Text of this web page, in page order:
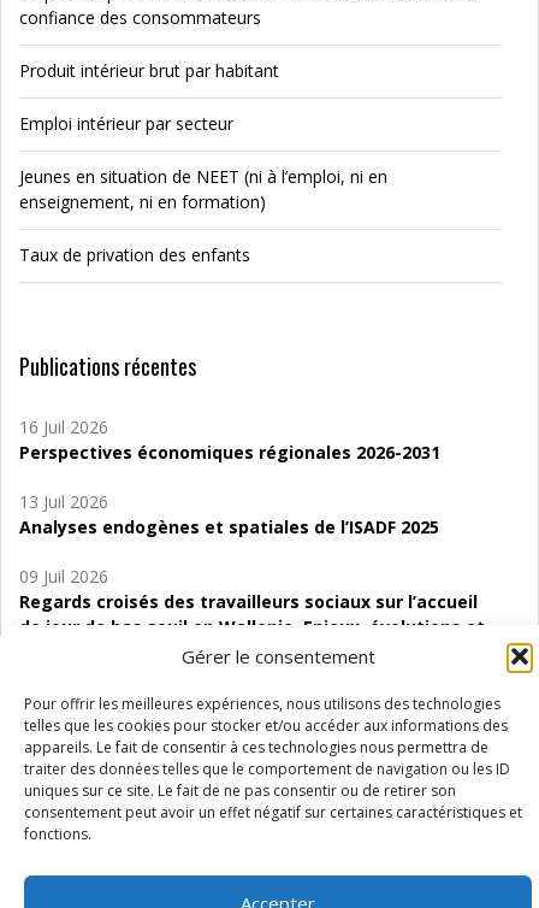
Gérer le consentement
Pour offrir les meilleures expériences, nous utilisons des technologies
telles que les cookies pour stocker et/ou accéder aux informations des
appareils. Le fait de consentir à ces technologies nous permettra de
traiter des données telles que le comportement de navigation ou les ID
uniques sur ce site. Le fait de ne pas consentir ou de retirer son
consentement peut avoir un effet négatif sur certaines caractéristiques et
fonctions.
Accepter
confiance des consommateurs
Produit intérieur brut par habitant
Emploi intérieur par secteur
Jeunes en situation de NEET (ni à l’emploi, ni en
enseignement, ni en formation)
Taux de privation des enfants
Publications récentes
16 Juil 2026
Perspectives économiques régionales 2026-2031
13 Juil 2026
Analyses endogènes et spatiales de l’ISADF 2025
09 Juil 2026
Regards croisés des travailleurs sociaux sur l’accueil
de jour de bas seuil en Wallonie. Enjeux, évolutions et
06 Juil 2026
Étude d’évaluabilité des Structures
d’accompagnement à l’autocréation d’emploi (SAACE)
01 Juil 2026
Pénurie du personnel infirmier :quels indicateurs
Wallonie ?